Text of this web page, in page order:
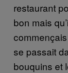
restaurant
bon mais
se passait
bouquins et